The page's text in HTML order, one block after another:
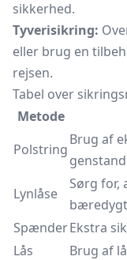
sikkerhed.
Tyverisikring:
eller brug en
rejsen.
Tabel over
Metode
Polstring
Brug af
Lynlåse
Sørg for,
SpænderEkstra
Lås
Brug af